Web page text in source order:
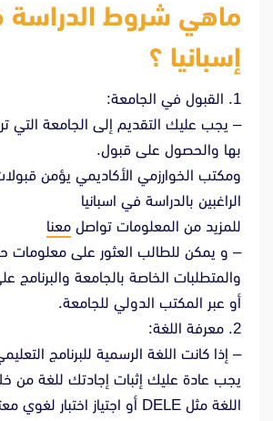
ماهي شروط
إسبانيا ؟
1. القبول في الجامعة:
– يجب عليك التقديم إلى الجامعة التي
بها والحصول على قبول.
ومكتب الخوارزمي الأكاديمي يؤمن
الراغبين بالدراسة في اسبانيا
للمزيد من المعلومات تواصل معنا
– و يمكن للطالب العثور على معلومات
والمتطلبات الخاصة بالجامعة والبرنامج
أو عبر المكتب الدولي للجامعة.
2. معرفة اللغة:
– إذا كانت اللغة الرسمية للبرنامج
يجب عادة عليك إثبات إجادتك للغة من خلال
اللغة مثل DELE أو اجتياز اختبار لغوي معترف به آخر.